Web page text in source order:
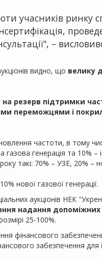
учасників ринку
–
видно, що велику
на резерв підтримки
переможцями і
частоти, в тому
генерація та 10% –
такі: 70% – УЗЕ, 20% –
нової газової генерації.
аукціонів НЕК
надання
25-100%.
фінансового
забезпечення для